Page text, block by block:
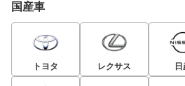
国産車
トヨタ レクサス